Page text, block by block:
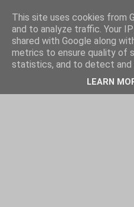
This site uses cookies from
and to analyze traffic. Your
shared with Google along
metrics to ensure quality of
statistics, and to detect and
LEARN